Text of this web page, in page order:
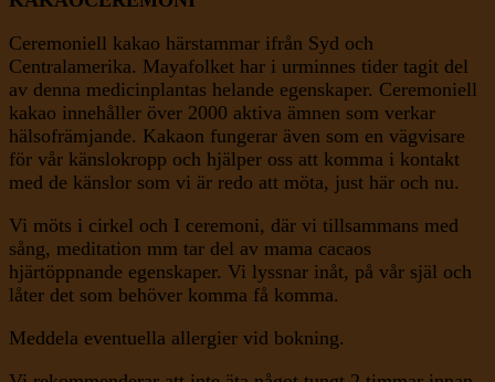
Ceremoniell kakao härstammar ifrån Syd och
Centralamerika. Mayafolket har i urminnes tider tagit del
av denna medicinplantas helande egenskaper. Ceremoniell
kakao innehåller över 2000 aktiva ämnen som verkar
hälsofrämjande. Kakaon fungerar även som en vägvisare
för vår känslokropp och hjälper oss att komma i kontakt
med de känslor som vi är redo att möta, just här och nu.
Vi möts i cirkel och I ceremoni, där vi tillsammans med
sång, meditation mm tar del av mama cacaos
hjärtöppnande egenskaper. Vi lyssnar inåt, på vår själ och
låter det som behöver komma få komma.
Meddela eventuella allergier vid bokning.